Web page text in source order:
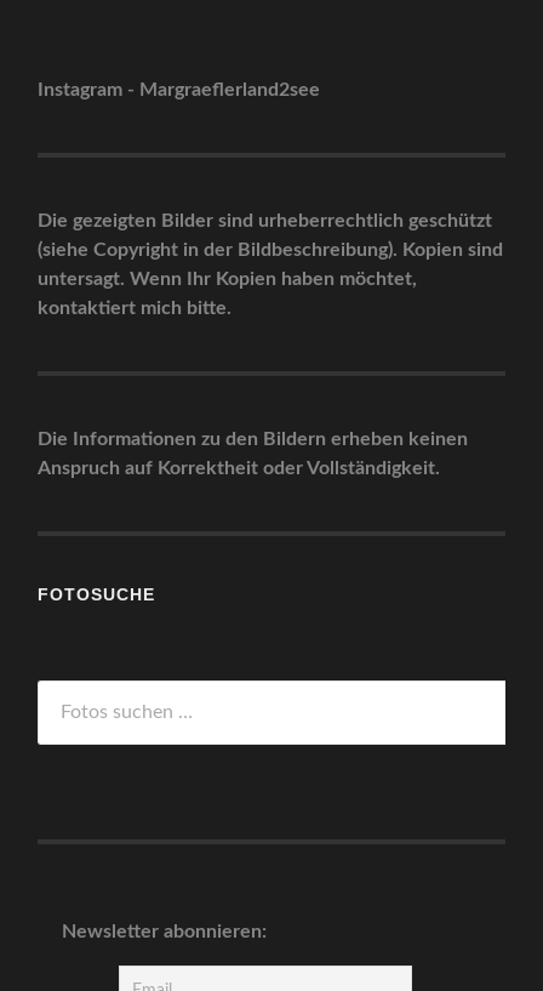
Instagram - Margraeflerland2see
Die gezeigten Bilder sind urheberrechtlich geschützt
(siehe Copyright in der Bildbeschreibung). Kopien sind
untersagt. Wenn Ihr Kopien haben möchtet,
kontaktiert mich bitte.
Die Informationen zu den Bildern erheben keinen
Anspruch auf Korrektheit oder Vollständigkeit.
FOTOSUCHE
Newsletter abonnieren: